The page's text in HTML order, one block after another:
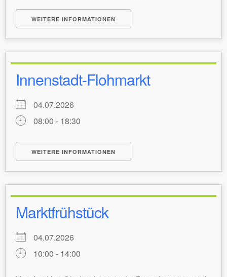
WEITERE INFORMATIONEN
Innenstadt-Flohmarkt
04.07.2026
08:00 - 18:30
WEITERE INFORMATIONEN
Marktfrühstück
04.07.2026
10:00 - 14:00